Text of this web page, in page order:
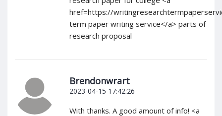
href=https://
term paper writing service</a> parts of
research proposal
Brendonwrart
2023-04-15 17:42:26
With thanks. A good amount of info! <a